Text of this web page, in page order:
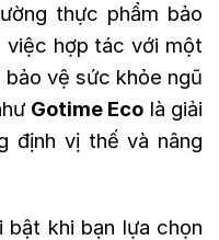
thực phẩm bảo
việc hợp tác với một
vệ sức khỏe ngũ
Gotime Eco là giải
định vị thế và nâng
bật khi bạn lựa chọn